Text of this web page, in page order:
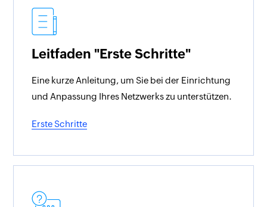
Leitfaden "Erste Schritte"
Eine kurze Anleitung, um Sie bei der Einrichtung
und Anpassung Ihres Netzwerks zu unterstützen.
Erste Schritte